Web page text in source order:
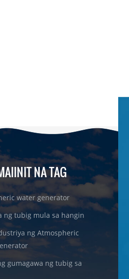
NA TAG
water generator
ng tubig mula sa hangin
ng Atmospheric
gumagawa ng tubig sa